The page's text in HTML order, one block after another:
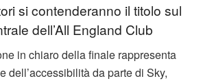
si contenderanno il titolo sul
dell’All England Club
in chiaro della finale rappresenta
dell’accessibilità da parte di Sky,